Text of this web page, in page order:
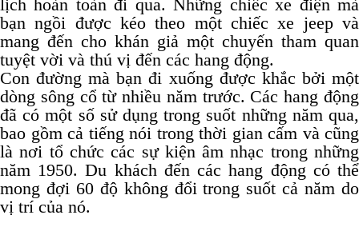
lịch hoàn toàn đi qua. Những chiếc xe điện mà
bạn ngồi được kéo theo một chiếc xe jeep và
mang đến cho khán giả một chuyến tham quan
tuyệt vời và thú vị đến các hang động.
Con đường mà bạn đi xuống được khắc bởi một
dòng sông cổ từ nhiều năm trước. Các hang động
đã có một số sử dụng trong suốt những năm qua,
bao gồm cả tiếng nói trong thời gian cấm và cũng
là nơi tổ chức các sự kiện âm nhạc trong những
năm 1950. Du khách đến các hang động có thể
mong đợi 60 độ không đổi trong suốt cả năm do
vị trí của nó.